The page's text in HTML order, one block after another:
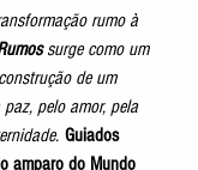
rumo à
surge como um
de um
pelo amor, pela
Guiados
amparo do Mundo